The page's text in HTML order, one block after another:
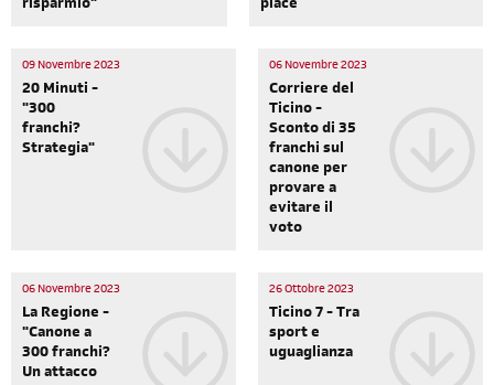
risparmio"
piace
09 Novembre 2023
20 Minuti -
"300
franchi?
Strategia"
06 Novembre 2023
Corriere del
Ticino -
Sconto di 35
franchi sul
canone per
provare a
evitare il
voto
06 Novembre 2023
La Regione -
"Canone a
300 franchi?
Un attacco
26 Ottobre 2023
Ticino 7 - Tra
sport e
uguaglianza